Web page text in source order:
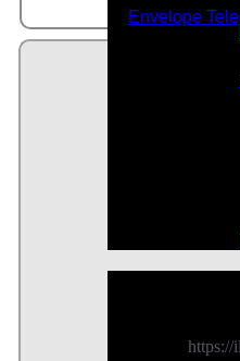
Envelope